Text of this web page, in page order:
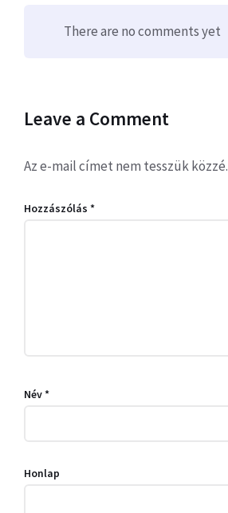
There are no comments yet
Leave a Comment
Az e-mail címet nem tesszük közzé.
Hozzászólás *
Név*
Honlap